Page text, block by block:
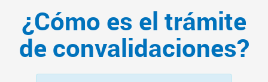
¿Cómo es el trámite
de convalidaciones?